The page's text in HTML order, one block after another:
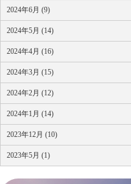
2024年6月 (9)
2024年5月 (14)
2024年4月 (16)
2024年3月 (15)
2024年2月 (12)
2024年1月 (14)
2023年12月 (10)
2023年5月 (1)